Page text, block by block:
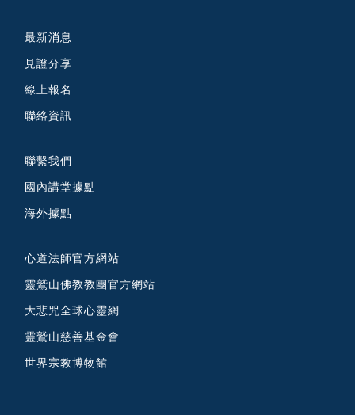
最新消息
見證分享
線上報名
聯絡資訊
聯繫我們
國內講堂據點
海外據點
心道法師官方網站
靈鷲山佛教教團官方網站
大悲咒全球心靈網
靈鷲山慈善基金會
世界宗教博物館